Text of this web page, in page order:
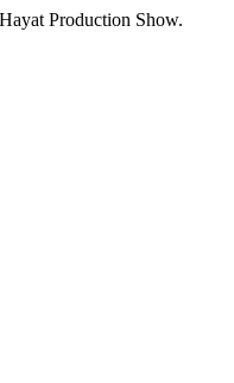
Production Show.